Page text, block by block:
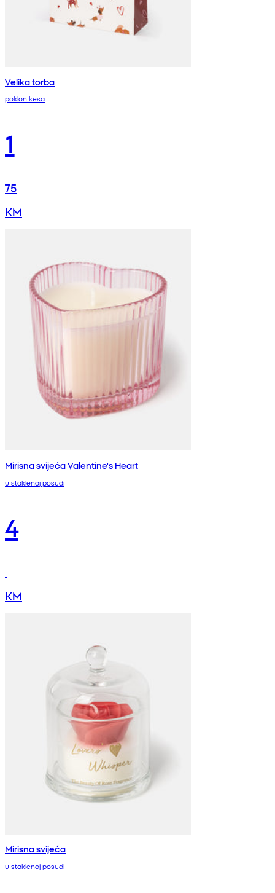
Velika torba
poklon kesa
1
75
KM
Mirisna svijeća Valentine's Heart
u staklenoj posudi
4
KM
Mirisna svijeća
u staklenoj posudi